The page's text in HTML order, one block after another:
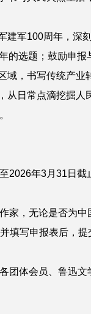
军100周年，深刻
题；鼓励申报与
，书写传统产业
日常点滴挖掘人
年3月31日截
，无论是否为中
填写申报表后，
体会员、鲁迅文